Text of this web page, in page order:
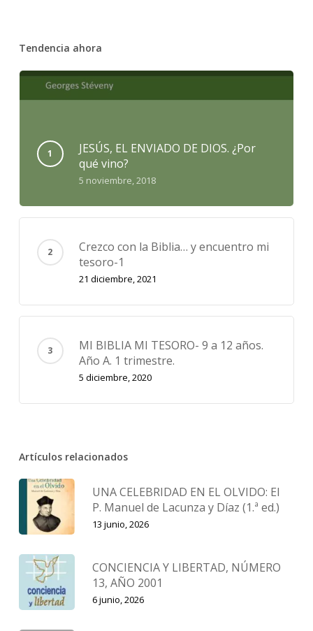
Tendencia ahora
JESÚS, EL ENVIADO DE DIOS. ¿Por
qué vino?
5 noviembre, 2018
Crezco con la Biblia… y encuentro mi
tesoro-1
21 diciembre, 2021
MI BIBLIA MI TESORO- 9 a 12 años.
Año A. 1 trimestre.
5 diciembre, 2020
Artículos relacionados
UNA CELEBRIDAD EN EL OLVIDO: El
P. Manuel de Lacunza y Díaz (1.ª ed.)
13 junio, 2026
CONCIENCIA Y LIBERTAD, NÚMERO
13, AÑO 2001
6 junio, 2026